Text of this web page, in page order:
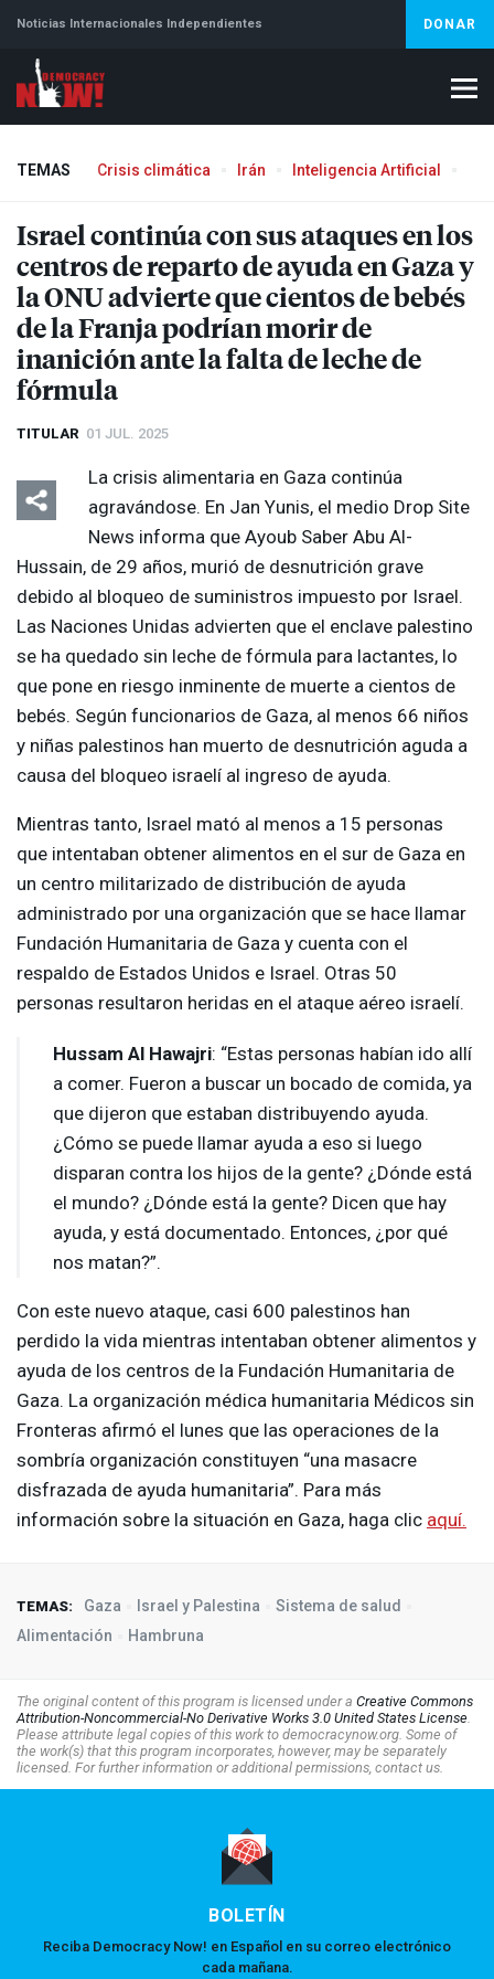
Noticias Internacionales Independientes DONAR
TEMAS Crisis climática Irán Inteligencia Artificial
Israel continúa con sus ataques en los
centros de reparto de ayuda en Gaza y
laONUadvierte que cientos de bebés
de la Franja podrían morir de
inanición ante la falta de leche de
fórmula
TITULAR 01 JUL. 2025
La crisis alimentaria en Gaza continúa
agravándose. En Jan Yunis, el medio Drop Site
News informa que Ayoub Saber Abu Al-
Hussain, de 29 años, murió de desnutrición grave
debido al bloqueo de suministros impuesto por Israel.
Las Naciones Unidas advierten que el enclave palestino
se ha quedado sin leche de fórmula para lactantes, lo
que pone en riesgo inminente de muerte a cientos de
bebés. Según funcionarios de Gaza, al menos 66 niños
y niñas palestinos han muerto de desnutrición aguda a
causa del bloqueo israelí al ingreso de ayuda.
Mientras tanto, Israel mató al menos a 15 personas
que intentaban obtener alimentos en el sur de Gaza en
un centro militarizado de distribución de ayuda
administrado por una organización que se hace llamar
Fundación Humanitaria de Gaza y cuenta con el
respaldo de Estados Unidos e Israel. Otras 50
personas resultaron heridas en el ataque aéreo israelí.
Hussam Al Hawajri: “Estas personas habían ido allí
a comer. Fueron a buscar un bocado de comida, ya
que dijeron que estaban distribuyendo ayuda.
¿Cómo se puede llamar ayuda a eso si luego
disparan contra los hijos de la gente? ¿Dónde está
el mundo? ¿Dónde está la gente? Dicen que hay
ayuda, y está documentado. Entonces, ¿por qué
nos matan?”.
Con este nuevo ataque, casi 600 palestinos han
perdido la vida mientras intentaban obtener alimentos y
ayuda de los centros de la Fundación Humanitaria de
Gaza. La organización médica humanitaria Médicos sin
Fronteras afirmó el lunes que las operaciones de la
sombría organización constituyen “una masacre
disfrazada de ayuda humanitaria”. Para más
información sobre la situación en Gaza, haga clic aquí.
TEMAS: Gaza Israel y Palestina
Sistema de salud
Alimentación
Hambruna
The original content of this program is licensed under a Creative Commons
Attribution-Noncommercial-No Derivative Works 3.0 United States License.
Please attribute legal copies of this work to democracynow.org. Some of
the work(s) that this program incorporates, however, may be separately
licensed. For further information or additional permissions, contact us.
BOLETÍN
Reciba Democracy Now! en Español en su correo electrónico
cada mañana.